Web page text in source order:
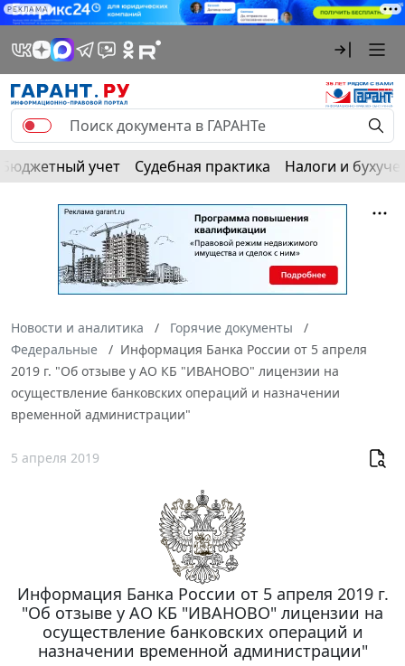
РЕКЛАМА
Бюджетный учет Судебная практика Налоги и
Новости и аналитика
Горячие документы
Федеральные
Информация Банка России от 5 апреля
2019 г. "Об отзыве у АО КБ "ИВАНОВО" лицензии на
осуществление банковских операций и назначении
временной администрации"
5 апреля 2019
Информация Банка России от 5 апреля 2019 г.
"Об отзыве у АО КБ "ИВАНОВО" лицензии на
осуществление банковских операций и
назначении временной администрации"